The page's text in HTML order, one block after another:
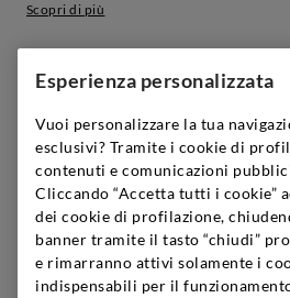
Scopri di più
SIGNORVINO CLUB
Iscriviti per creare il tuo account,
diventare un membro e godere di
Scopri di più
Esperienza personalizzata
Vuoi personalizzare la tua
esclusivi? Tramite i cookie di
contenuti e comunicazioni
Cliccando “Accetta tutti i cookie”
dei cookie di profilazione,
banner tramite il tasto “chiudi”
e rimarranno attivi solamente i
indispensabili per il